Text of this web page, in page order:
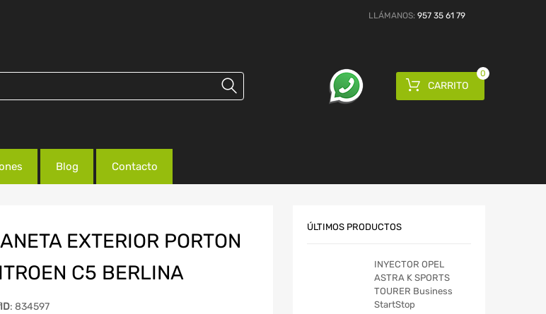
LLÁMANOS: 957 35 61 79
CARRITO
0
Blog Contacto
EXTERIOR PORTON
C5 BERLINA
: 834597
ÚLTIMOS PRODUCTOS
INYECTOR OPEL
ASTRA K SPORTS
TOURER Business
StartStop